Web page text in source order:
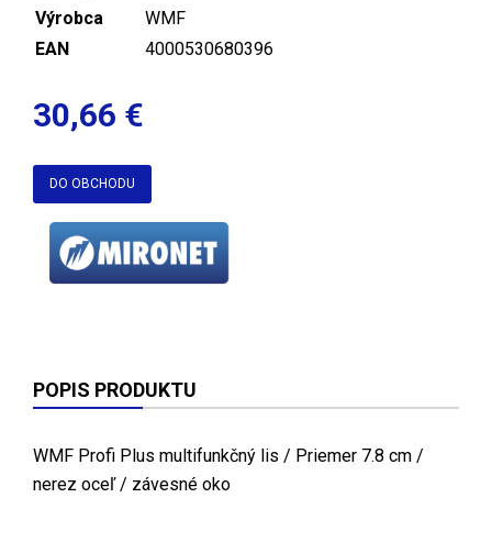
Výrobca
WMF
EAN
4000530680396
30,66 €
DO OBCHODU
POPIS PRODUKTU
WMF Profi Plus multifunkčný lis / Priemer 7.8 cm /
nerez oceľ / závesné oko